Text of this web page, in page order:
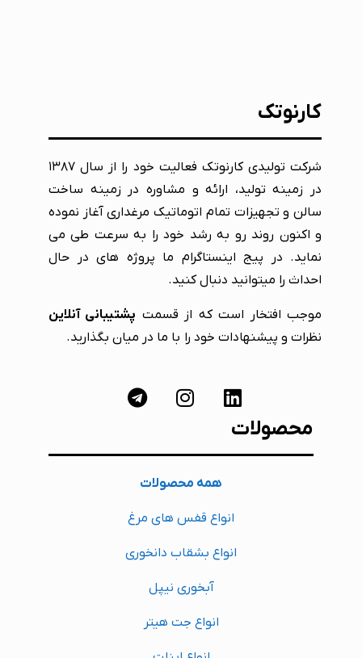
کارنوتک
شرکت تولیدی کارنوتک فعالیت خود را از سال ۱۳۸۷
در زمینه تولید، ارائه و مشاوره در زمینه ساخت
سالن و تجهیزات تمام اتوماتیک مرغداری آغاز نموده
و اکنون روند رو به رشد خود را به سرعت طی می
نماید. در پیج اینستاگرام ما پروژه های در حال
احداث را میتوانید دنبال کنید.
موجب افتخار است که از قسمت پشتیبانی آنلاین
نظرات و پیشنهادات خود را با ما در میان بگذارید.
محصولات
همه محصولات
انواع قفس های مرغ
انواع بشقاب دانخوری
آبخوری نیپل
انواع جت هیتر